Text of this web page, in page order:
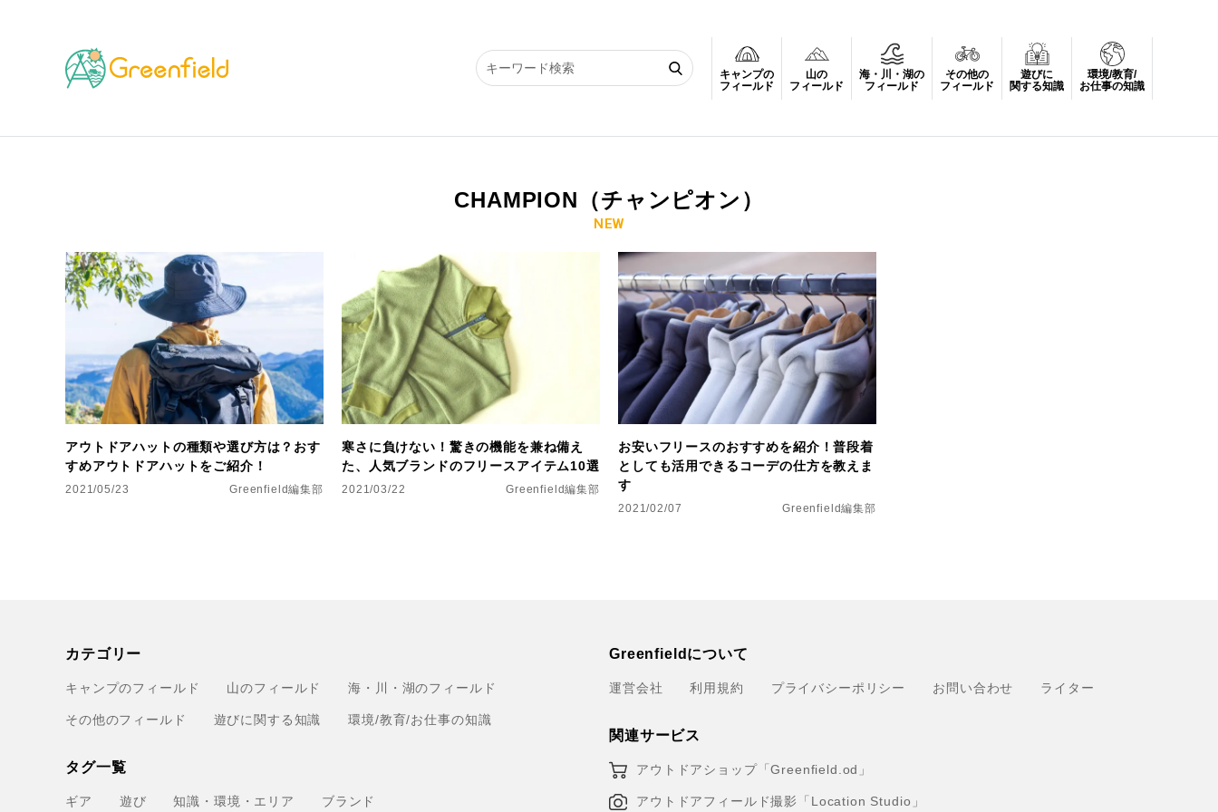
キャンプの
フィールド
山の
フィールド
海・川・湖の
フィールド
その他の
フィールド
遊びに
関する知識
環境/教育/
お仕事の知識
TOP ブランド CHAMPION（チャンピオン）
CHAMPION（チャンピオン）
NEW
アウトドアハットの種類や選び方は？おす
すめアウトドアハットをご紹介！
2021/05/23 Greenfield編集部
寒さに負けない！驚きの機能を兼ね備え
た、人気ブランドのフリースアイテム10選
2021/03/22 Greenfield編集部
お安いフリースのおすすめを紹介！普段着
としても活用できるコーデの仕方を教えま
す
2021/02/07 Greenfield編集部
カテゴリー
キャンプのフィールド 山のフィールド 海・川・湖のフィールド
その他のフィールド 遊びに関する知識 環境/教育/お仕事の知識
タグ一覧
ギア 遊び 知識・環境・エリア ブランド
Greenfieldについて
運営会社 利用規約 プライバシーポリシー お問い合わせ ライター
関連サービス
アウトドアショップ「Greenfield.od」
アウトドアフィールド撮影「Location Studio」